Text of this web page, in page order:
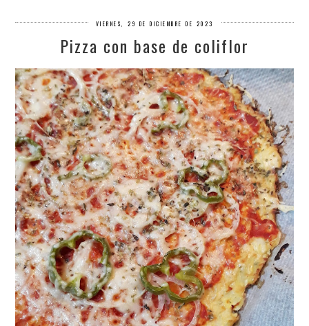
VIERNES, 29 DE DICIEMBRE DE 2023
Pizza con base de coliflor